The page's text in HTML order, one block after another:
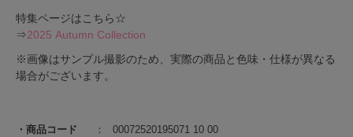
商品コード 00072520195071 10 00
特集ページはこちら☆
⇒2025 Autumn Collection
※画像はサンプル撮影のため、実際の商品と色味・仕様が異なる
場合がございます。